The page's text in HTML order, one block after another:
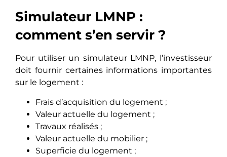
Simulateur LMNP :
comment s’en servir ?
Pour utiliser un simulateur LMNP, l’investisseur
doit fournir certaines informations importantes
sur le logement :
Frais d’acquisition du logement ;
Valeur actuelle du logement ;
Travaux réalisés ;
Valeur actuelle du mobilier ;
Superficie du logement ;